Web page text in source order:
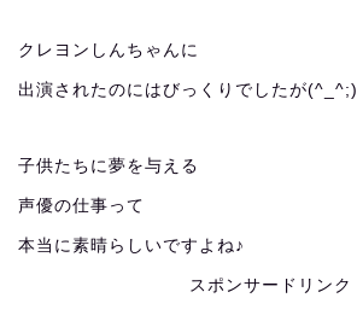
クレヨンしんちゃんに
出演されたのにはびっくりでしたが(^_^;)
子供たちに夢を与える
声優の仕事って
本当に素晴らしいですよね♪
スポンサードリンク